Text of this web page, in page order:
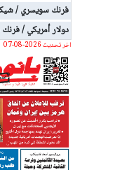
فرنك سويسري /
دولار أمريكي /
اخر تحديث 2026-08-07